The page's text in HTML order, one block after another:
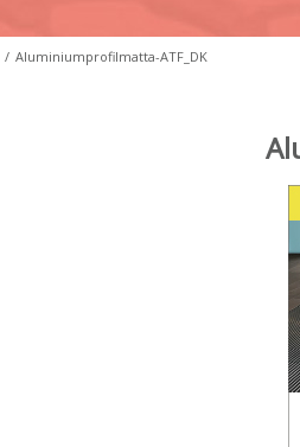
/ Aluminiumprofilmatta-ATF_DK